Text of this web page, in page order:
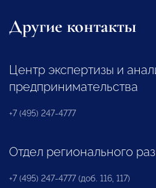
Другие контакты
Центр экспертизы и
предпринимательства
+7 (495) 247-4777
Отдел регионального
+7 (495) 247-4777 (доб. 116, 117)